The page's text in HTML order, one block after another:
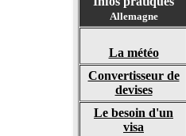
Allemagne
La météo
Convertisseur de
devises
Le besoin d'un
visa